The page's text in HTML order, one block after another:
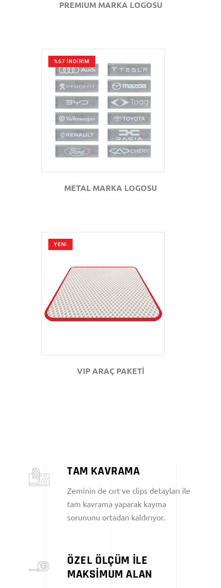
PREMIUM MARKA LOGOSU
%67 İNDİRİM
GÖZAT
METAL MARKA LOGOSU
YENİ
GÖZAT
VIP ARAÇ PAKETİ
TAM KAVRAMA
Zeminin de cırt ve clips detayları ile
tam kavrama yaparak kayma
sorununu ortadan kaldırıyor.
ÖZEL ÖLÇÜM İLE
MAKSİMUM ALAN